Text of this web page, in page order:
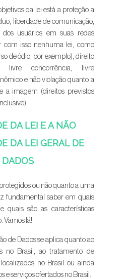
da lei está a proteção a
liberdade de comunicação,
dos usuários em suas redes
com isso nenhuma lei, como
de ódio, por exemplo), direito
concorrência, livre
e não violação quanto a
a imagem (direitos previstos
DA LEI E A NÃO
DA LEI GERAL DE
DADOS
ou não quanto a uma
fundamental saber em quais
quais são as características
Vamos lá!
de Dados se aplica quanto ao
no Brasil, ao tratamento de
no Brasil ou ainda
e serviços ofertados no Brasil.